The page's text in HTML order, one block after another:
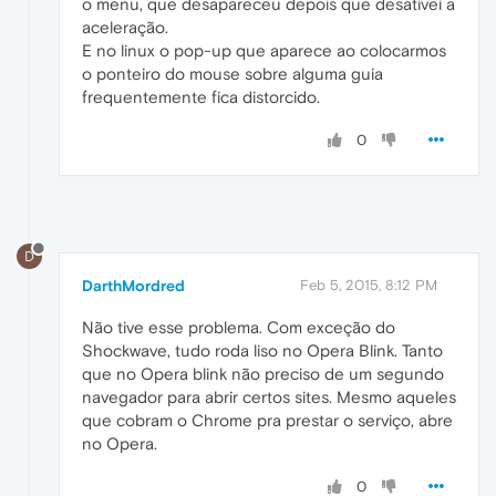
aceleração.
E no linux o pop-up que aparece ao colocarmos
o ponteiro do mouse sobre alguma guia
frequentemente fica distorcido.
0
D
DarthMordred Feb 5, 2015, 8:12 PM
Não tive esse problema. Com exceção do
Shockwave, tudo roda liso no Opera Blink. Tanto
que no Opera blink não preciso de um segundo
navegador para abrir certos sites. Mesmo aqueles
que cobram o Chrome pra prestar o serviço, abre
no Opera.
0